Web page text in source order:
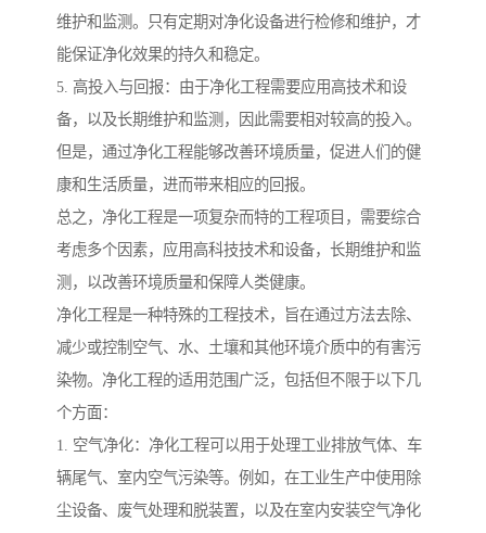
维护和监测。只有定期对净化设备进行检修和维护，才
能保证净化效果的持久和稳定。
5. 高投入与回报：由于净化工程需要应用高技术和设
备，以及长期维护和监测，因此需要相对较高的投入。
但是，通过净化工程能够改善环境质量，促进人们的健
康和生活质量，进而带来相应的回报。
总之，净化工程是一项复杂而特的工程项目，需要综合
考虑多个因素，应用高科技技术和设备，长期维护和监
测，以改善环境质量和保障人类健康。
净化工程是一种特殊的工程技术，旨在通过方法去除、
减少或控制空气、水、土壤和其他环境介质中的有害污
染物。净化工程的适用范围广泛，包括但不限于以下几
个方面：
1. 空气净化：净化工程可以用于处理工业排放气体、车
辆尾气、室内空气污染等。例如，在工业生产中使用除
尘设备、废气处理和脱装置，以及在室内安装空气净化